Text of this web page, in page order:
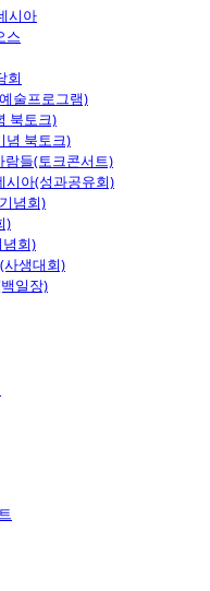
시아
스
회
술프로그램)
북토크)
념 북토크)
람들(토크콘서트)
시아(성과공유회)
념회)
)
회)
사생대회)
일장)